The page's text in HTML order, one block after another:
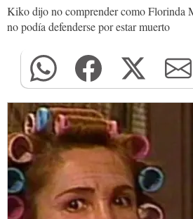
Kiko dijo no comprender como Florinda
no podía defenderse por estar muerto